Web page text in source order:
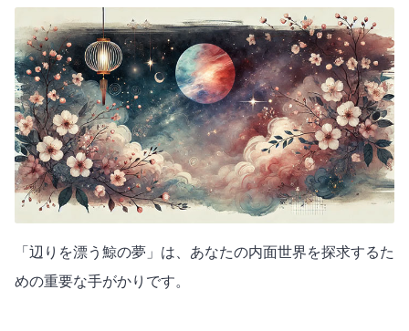
「辺りを漂う鯨の夢」は、あなたの内面世界を探求するた
めの重要な手がかりです。